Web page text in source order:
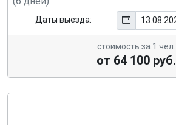
Даты выезда:
стоимость за 1 чел.
от 64 100 руб.